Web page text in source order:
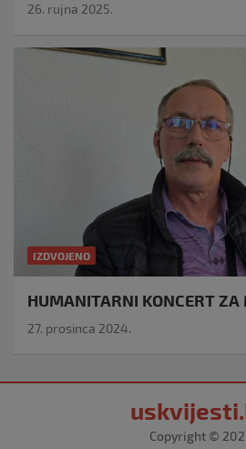
26. rujna 2025.
IZDVOJENO
HUMANITARNI KONCERT
27. prosinca 2024.
Copyright ©